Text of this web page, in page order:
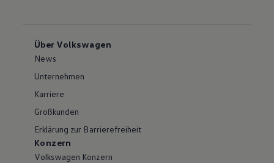
Über Volkswagen
News
Unternehmen
Karriere
Großkunden
Erklärung zur Barrierefreiheit
Konzern
Volkswagen Konzern